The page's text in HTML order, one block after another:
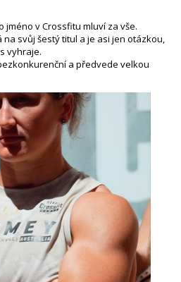
v Crossfitu mluví za vše.
svůj šestý titul a je asi jen otázkou,
vyhraje.
a předvede velkou